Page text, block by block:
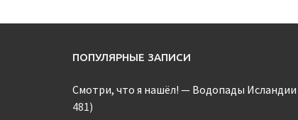
ПОПУЛЯРНЫЕ ЗАПИСИ
Смотри, что я нашёл! — Водопады Исландии
481)